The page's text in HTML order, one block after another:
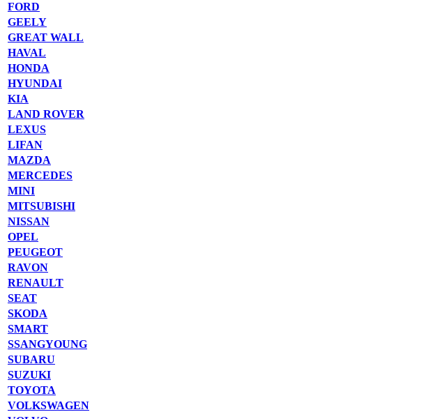
FORD
GEELY
GREAT WALL
HAVAL
HONDA
HYUNDAI
KIA
LAND ROVER
LEXUS
LIFAN
MAZDA
MERCEDES
MINI
MITSUBISHI
NISSAN
OPEL
PEUGEOT
RAVON
RENAULT
SEAT
SKODA
SMART
SSANGYOUNG
SUBARU
SUZUKI
TOYOTA
VOLKSWAGEN